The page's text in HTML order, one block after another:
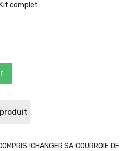
complet
!CHANGER SA COURROIE DE